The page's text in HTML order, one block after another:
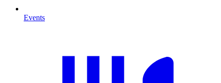
Events